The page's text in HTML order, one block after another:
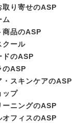
取り寄せのASP
ム
商品のASP
クール
ドのASP
のASP
・スキンケアのASP
ップ
ーニングのASP
オフィスのASP